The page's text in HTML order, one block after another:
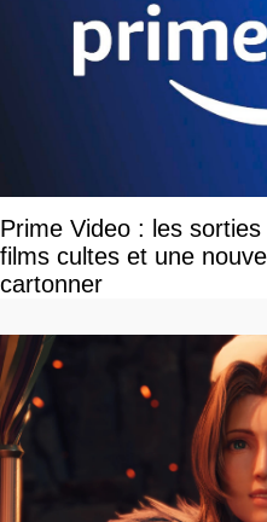
Prime Video : les
films cultes et une
cartonner